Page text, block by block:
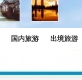
国内旅游 出境旅游